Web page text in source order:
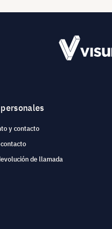
y contacto
de llamada